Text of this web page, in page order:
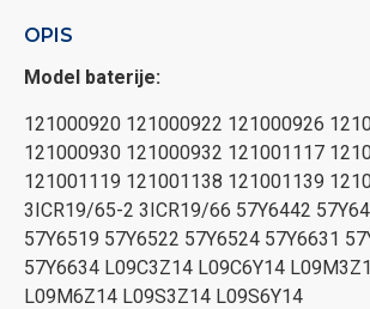
OPIS
Model baterije:
121000920 121000922 121000926
121000930 121000932 121001117
121001119 121001138 121001139
3ICR19/65-2 3ICR19/66 57Y6442
57Y6519 57Y6522 57Y6524 57Y6631
57Y6634 L09C3Z14 L09C6Y14
L09M6Z14 L09S3Z14 L09S6Y14